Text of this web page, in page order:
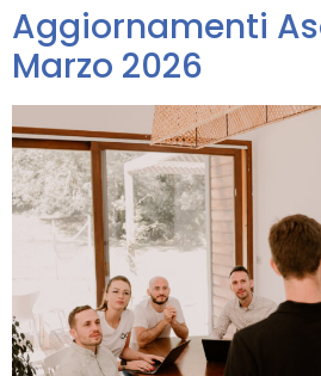
Aggiornamenti
Marzo 2026